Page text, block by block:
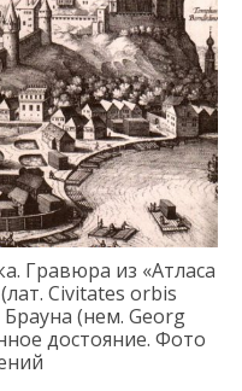
. Гравюра из «Атласа
. Civitates orbis
Брауна (нем. Georg
достояние. Фото